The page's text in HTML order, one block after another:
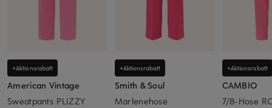
+Aktionsrabatt
American Vintage
Sweatpants PLIZZY
+Aktionsrabatt
Smith & Soul
Marlenehose
+Aktionsrabatt
CAMBIO
7/8-Hose